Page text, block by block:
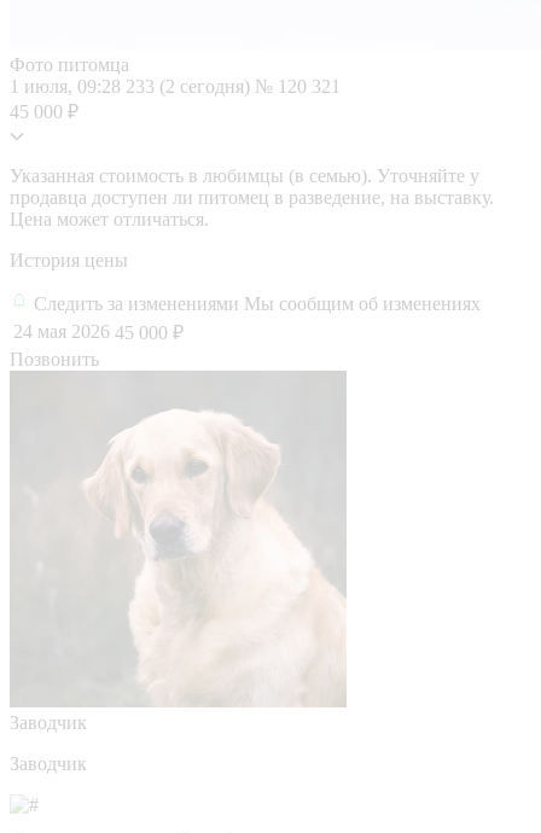
Фото питомца
1 июля, 09:28 233 (2 сегодня) № 120 321
45 000 ₽
Указанная стоимость в любимцы (в семью). Уточняйте у
продавца доступен ли питомец в разведение, на выставку.
Цена может отличаться.
История цены
Следить за изменениями Мы сообщим об изменениях
24 мая 2026 45 000 ₽
Позвонить
Заводчик
Заводчик